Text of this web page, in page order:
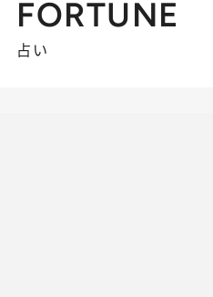
FORTUNE
占い